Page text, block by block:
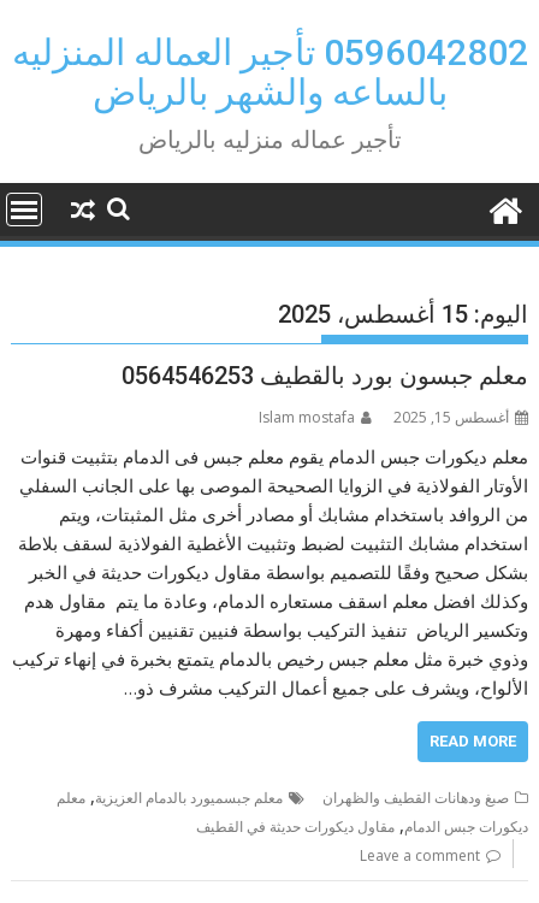
to
content
0596042802 تأجير العماله المنزليه
بالساعه والشهر بالرياض
تأجير عماله منزليه بالرياض
اليوم:15 أغسطس، 2025
معلم جبسون بورد بالقطيف 0564546253
أغسطس 15, 2025 Islam mostafa
معلم ديكورات جبس الدمام يقوم معلم جبس فى الدمام بتثبيت قنوات
الأوتار الفولاذية في الزوايا الصحيحة الموصى بها على الجانب السفلي
من الروافد باستخدام مشابك أو مصادر أخرى مثل المثبتات، ويتم
استخدام مشابك التثبيت لضبط وتثبيت الأغطية الفولاذية لسقف بلاطة
بشكل صحيح وفقًا للتصميم بواسطة مقاول ديكورات حديثة في الخبر
وكذلك افضل معلم اسقف مستعاره الدمام، وعادة ما يتم مقاول هدم
وتكسير الرياض تنفيذ التركيب بواسطة فنيين تقنيين أكفاء ومهرة
وذوي خبرة مثل معلم جبس رخيص بالدمام يتمتع بخبرة في إنهاء تركيب
الألواح، ويشرف على جميع أعمال التركيب مشرف ذو…
READ MORE
صبغ ودهانات القطيف والظهران معلم جبسميورد بالدمام العزيزية,معلم
ديكورات جبس الدمام,مقاول ديكورات حديثة في القطيف
Leave a comment